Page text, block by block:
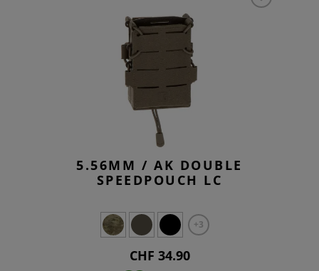
5.56MM / AK DOUBLE
SPEEDPOUCH LC
+3
CHF 34.90